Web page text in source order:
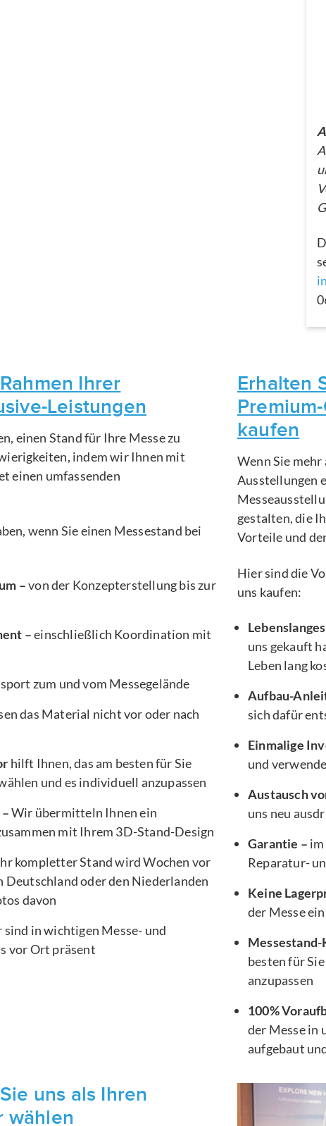
Ihrer
Leistungen
einen Stand für Ihre Messe zu
indem wir Ihnen mit
einen umfassenden
wenn Sie einen Messestand bei
–von der Konzepterstellung bis zur
–einschließlich Koordination mit
zum und vom Messegelände
das Material nicht vor oder nach
hilft Ihnen, das am besten für Sie
und es individuell anzupassen
Wir übermitteln Ihnen ein
mit Ihrem 3D-Stand-Design
kompletter Stand wird Wochen vor
Deutschland oder den Niederlanden
davon
sind in wichtigen Messe- und
vor Ort präsent
Erhalten
kaufen
Wenn Sie mehr
Ausstellungen
gestalten, die
Vorteile und
Hier sind die
uns kaufen:
uns gekauft
Leben lang
Aufbau-
sich dafür
Einmalige
und
Austausch
uns neu
Garantie –
Reparatur-
Keine
der Messe ein
besten für
anzupassen
100%
der Messe in
aufgebaut
uns als Ihren
wählen